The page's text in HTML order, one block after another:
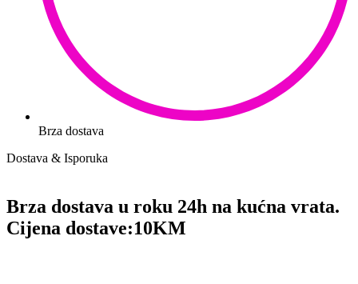
Brza dostava
Dostava & Isporuka
Brza dostava u roku 24h na kućna vrata.
Cijena dostave:10KM